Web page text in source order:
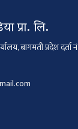
प्रा. लि.
बागमती प्रदेश